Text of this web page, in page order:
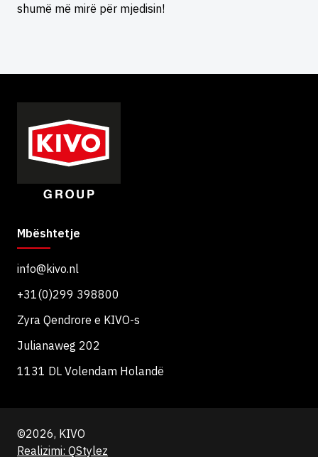
shumë më mirë për mjedisin!
Mbështetje
info@kivo.nl
+31(0)299 398800
Zyra Qendrore e KIVO-s
Julianaweg 202
1131 DL Volendam Holandë
©2026, KIVO
Realizimi: QStylez